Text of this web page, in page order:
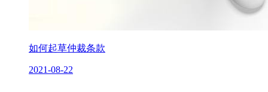
如何起草仲裁条款
2021-08-22